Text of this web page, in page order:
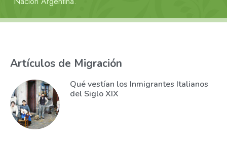
Artículos de Migración
Qué vestían los Inmigrantes Italianos
del Siglo XIX